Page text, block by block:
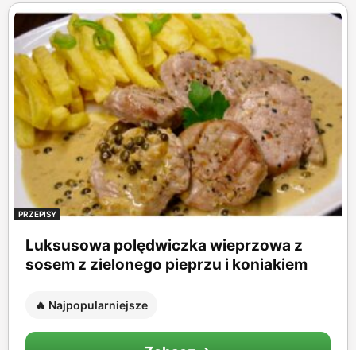
PRZEPISY
Luksusowa polędwiczka wieprzowa z
sosem z zielonego pieprzu i koniakiem
🔥 Najpopularniejsze